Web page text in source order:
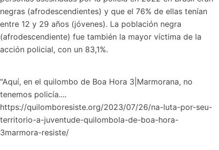
negras (afrodescendientes) y que el 76% de ellas tenían
entre 12 y 29 años (jóvenes). La población negra
(afrodescendiente) fue también la mayor víctima de la
acción policial, con un 83,1%.
"Aquí, en el quilombo de Boa Hora 3|Marmorana, no
tenemos policía....
https://quilomboresiste.org/2023/07/26/na-luta-por-seu-
territorio-a-juventude-quilombola-de-boa-hora-
3marmora-resiste/